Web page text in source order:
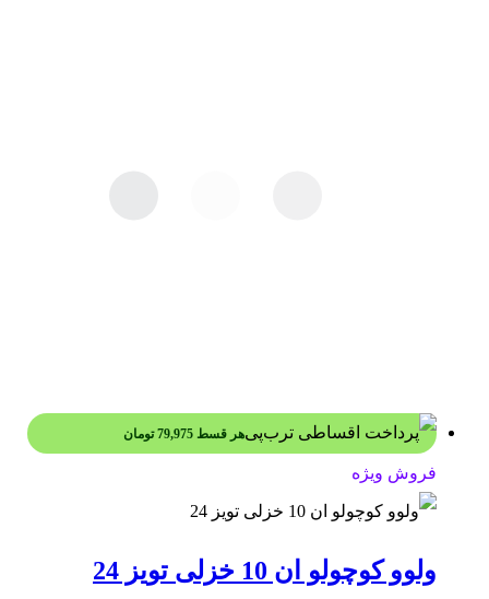
هر قسط 79,975 تومان
فروش ویژه
ولوو کوچولو ان 10 خزلی تویز 24